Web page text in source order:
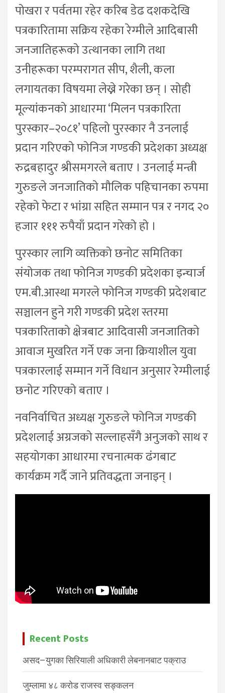
पोखरा र पर्वतमा रहेर करिब डेढ दशकदेखि
पत्रकारितामा सक्रिय रहेका रेग्मीले आदिबासी
जनजातिहरूको उत्थानका लागि तथा
उनीहरूका परम्परागत सीप, शैली, कला
लगायतका विषयमा लेख्ने गरेका छन् । सोही
मूल्यांकनको आधारमा ‘मिलन पत्रकारिता
पुरस्कार–२०८१’ पहिलो पुरस्कार नै उनलाई
प्रदान गरिएको फोनिज गण्डकी प्रदेशका अध्यक्ष
रुद्रबहादुर श्रीसमगरले बताए । उनलाई मन्त्री
गुरुङले जनजातिको मौलिक पहिचानका रुपमा
रहेको फेटा र भांग्रा सहित सम्मान पत्र र नगद २०
हजार १११ रुपैयाँ प्रदान गरेको हो ।
पुरस्कार लागि व्यक्तिको छनोट समितिका
संयोजक तथा फोनिज गण्डकी प्रदेशका इन्चार्ज
एम.बी.आस्था मगरले फोनिज गण्डकी प्रदेशबाट
सञ्चालन हुने गरी गण्डकी प्रदेश स्तरमा
पत्रकारिताको क्षेत्रबाट आदिवासी जनजातिको
आवाज मुखरित गर्ने एक जना क्रियाशील युवा
पत्रकारलाई सम्मान गर्ने विधान अनुसार रेग्मीलाई
छनोट गरिएको बताए ।
नवनिर्वाचित अध्यक्ष गुरुङले फोनिज गण्डकी
प्रदेशलाई अग्रजको सल्लाहसँगै अनुजको साथ र
सहयोगका आधारमा रचनात्मक ढंगबाट
कार्यक्रम गर्दै जाने प्रतिवद्धता जनाइन् ।
Recent Posts
असद–युगका सिरियाली अधिकारी लेबनानबाट पक्राउ
जुम्लामा ४८ करोड राजस्व सङ्कलन